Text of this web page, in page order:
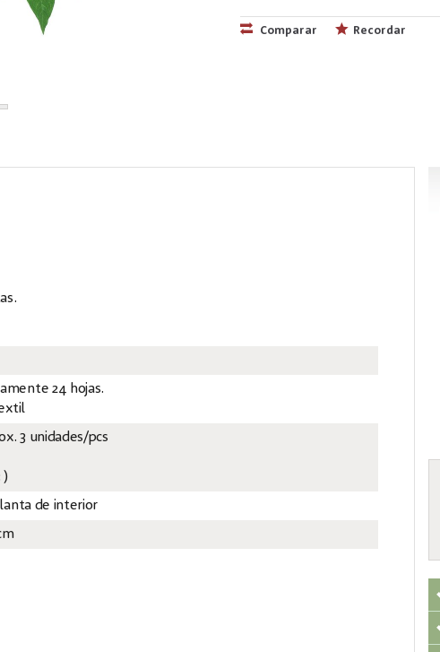
Comparar Recordar
24 hojas.
3 unidades/pcs
)
de interior